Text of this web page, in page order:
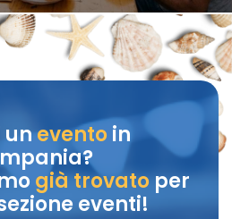
unevento in
già trovatoper
eventi!